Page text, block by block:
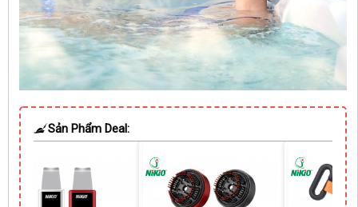
Sản Phẩm Deal: